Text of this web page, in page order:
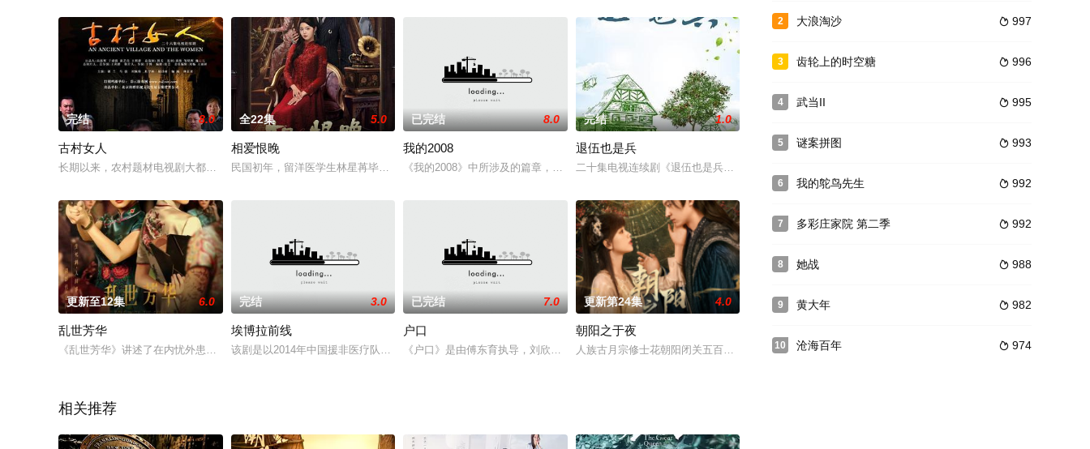
完结 8.0
古村女人
长期以来，农村题材电视剧大都是反映北方农民生活，鲜有塑造南方农民形象、反映南方乡土风情的电视剧，而《古村女人》正是一部述说南方农村生活的作品。
全22集 5.0
相爱恨晚
民国初年，留洋医学生林星苒毕业归来，发现母亲惨死，为了查清真相报仇，她潜伏进嫌疑人首富方老爷家做家庭医生。谁知方老爷遇害，林星苒成了头号嫌疑人。好死不死，前来
已完结 8.0
我的2008
《我的2008》中所涉及的篇章，既有中国的传统强项体操、羽毛球、乒乓球、太极拳、游泳等，又有大家并不熟悉的项目例如击剑、跆拳道、自行
完结 1.0
退伍也是兵
二十集电视连续剧《退伍也是兵》是一部反映现代农村生活题材的电视剧。它讲述的是：在落实贯彻中央“关
更新至12集 6.0
乱世芳华
《乱世芳华》讲述了在内忧外患、腐败之风横行的民国时期，几名受过特殊训练、性格迥异的少女，为了追求内心的爱与正义，几经生死，行惩恶扬善之事迹，辗转于善恶是非难辨
完结 3.0
埃博拉前线
该剧是以2014年中国援非医疗队抗击“埃博拉”病毒过程为原型，传递构建“人类命运共同体”的理念。
已完结 7.0
户口
《户口》是由傅东育执导，刘欣、李梦男、邵峰主演的剧情电视剧，于2010年5月12日在优酷播出。[1][2]该剧围绕“城镇户口”展开，讲述的是中国老
更新第24集 4.0
朝阳之于夜
人族古月宗修士花朝阳闭关五百年，突破天人境界，斩下宿敌修罗夜天进入天梯幻境。而想要真正成为天人
相关推荐
2  997
大浪淘沙
3  996
齿轮上的时空糖
4  995
武当II
5  993
谜案拼图
6  992
我的鸵鸟先生
7  992
多彩庄家院 第二季
8  988
她战
9  982
黄大年
10  974
沧海百年